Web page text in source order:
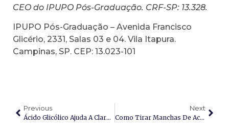
CEO do IPUPO Pós-Graduação. CRF-SP: 13.328.
IPUPO Pós-Graduação – Avenida Francisco
Glicério, 2331, Salas 03 e 04. Vila Itapura.
Campinas, SP. CEP: 13.023-101
Previous
Ácido Glicólico Ajuda A Clarear Melasma?
Next
Como Tirar Manchas De Acne Da Pele Negra?